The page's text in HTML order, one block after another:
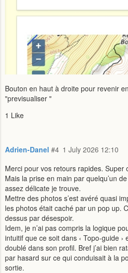
Bouton en haut à droite pour revenir
"previsualiser "
1 Like
Adrien-Danel 1 July 2026 12:10
#4
Merci pour vos retours rapides. Super
Mais la prise en main par quelqu’un
assez délicate je trouve.
Mettre des photos s’est avéré quasi
les photos était caché par un pop up.
dessus par désespoir.
Idem, je n’ai pas compris la logique
intuitif que ce soit dans ‹ Topo-guide ›
doublé dans son profil. Bref j’ai bien
par hasard sur ce qui conduisait à la
sortie.